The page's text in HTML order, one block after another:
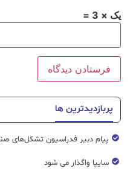
یک × 3 =
پربازدیدترین ها
پیام دبیر فدراسیون تشکل‌های
سایپا واگذار می شود